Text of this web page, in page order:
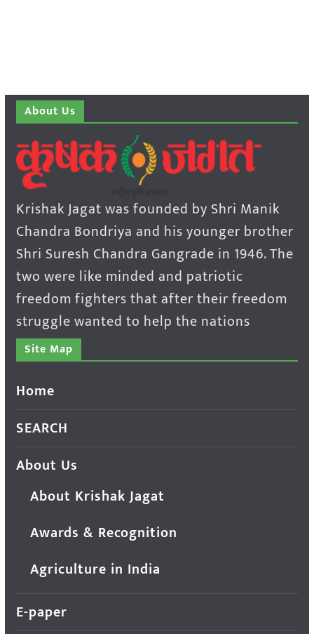
About Us
Krishak Jagat was founded by Shri Manik
Chandra Bondriya and his younger brother
Shri Suresh Chandra Gangrade in 1946. The
two were like minded and patriotic
freedom fighters that after their freedom
struggle wanted to help the nations
Site Map
Home
SEARCH
About Us
About Krishak Jagat
Awards & Recognition
Agriculture in India
E-paper